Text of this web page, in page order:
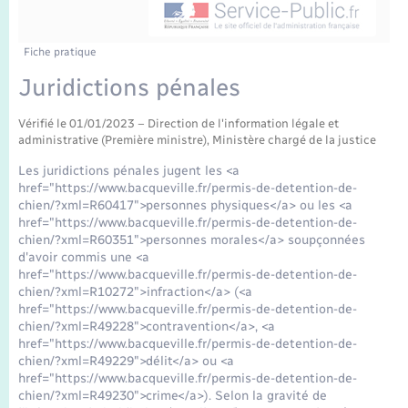
Etat-civil - Papiers - Citoyenneté
Mariage – PACS
Parrainage civil
Recensement
Logement - Urbanisme
Nouvel habitant
Numérique
Organisation d’événement
Sécurité - Prévention
Transports scolaires
Travaux - Autorisation d’occupation de l’espace
Compétences
Plan interactif
Présentation de la commune
Publications
La Communauté de communes
Fiche pratique
Juridictions pénales
Vérifié le 01/01/2023 – Direction de l'information légale et
administrative (Première ministre), Ministère chargé de la justice
Les juridictions pénales jugent les <a
href="https://www.bacqueville.fr/permis-de-detention-de-
chien/?xml=R60417">personnes physiques</a> ou les <a
href="https://www.bacqueville.fr/permis-de-detention-de-
chien/?xml=R60351">personnes morales</a> soupçonnées
d'avoir commis une <a
href="https://www.bacqueville.fr/permis-de-detention-de-
chien/?xml=R10272">infraction</a> (<a
href="https://www.bacqueville.fr/permis-de-detention-de-
chien/?xml=R49228">contravention</a>, <a
href="https://www.bacqueville.fr/permis-de-detention-de-
chien/?xml=R49229">délit</a> ou <a
href="https://www.bacqueville.fr/permis-de-detention-de-
chien/?xml=R49230">crime</a>). Selon la gravité de